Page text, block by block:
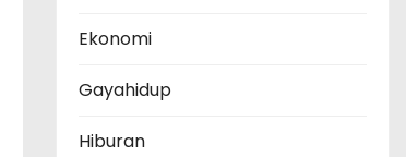
Ekonomi
Gayahidup
Hiburan